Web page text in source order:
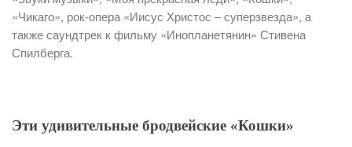
«Чикаго», рок-опера «Иисус Христос – суперзвезда», а
также саундтрек к фильму «Инопланетянин» Стивена
Спилберга.
Эти удивительные бродвейские «Кошки»